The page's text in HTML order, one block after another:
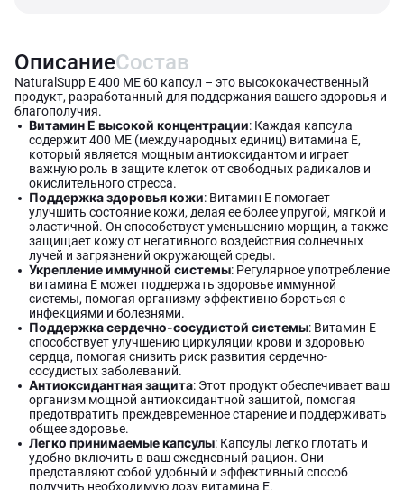
ОписаниеСостав
NaturalSupp E 400 ME 60 капсул – это высококачественный
продукт, разработанный для поддержания вашего здоровья и
благополучия.
Витамин Е высокой концентрации: Каждая капсула
содержит 400 МЕ (международных единиц) витамина Е,
который является мощным антиоксидантом и играет
важную роль в защите клеток от свободных радикалов и
окислительного стресса.
Поддержка здоровья кожи: Витамин Е помогает
улучшить состояние кожи, делая ее более упругой, мягкой и
эластичной. Он способствует уменьшению морщин, а также
защищает кожу от негативного воздействия солнечных
лучей и загрязнений окружающей среды.
Укрепление иммунной системы: Регулярное употребление
витамина Е может поддержать здоровье иммунной
системы, помогая организму эффективно бороться с
инфекциями и болезнями.
Поддержка сердечно-сосудистой системы: Витамин Е
способствует улучшению циркуляции крови и здоровью
сердца, помогая снизить риск развития сердечно-
сосудистых заболеваний.
Антиоксидантная защита: Этот продукт обеспечивает ваш
организм мощной антиоксидантной защитой, помогая
предотвратить преждевременное старение и поддерживать
общее здоровье.
Легко принимаемые капсулы: Капсулы легко глотать и
удобно включить в ваш ежедневный рацион. Они
представляют собой удобный и эффективный способ
получить необходимую дозу витамина Е.